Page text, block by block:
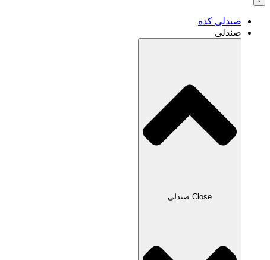
صندلی کده
صندلی
Close صندلی